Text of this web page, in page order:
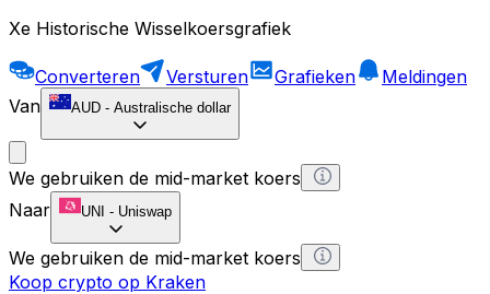
Xe Historische Wisselkoersgrafiek
Converteren Versturen Grafieken
Meldingen
Van
AUD - Australische dollar
We gebruiken de mid-market koers
Naar
UNI - Uniswap
We gebruiken de mid-market koers
Koop crypto op Kraken